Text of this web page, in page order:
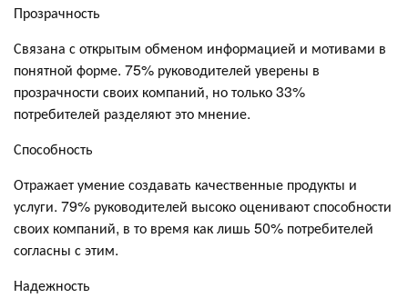
Прозрачность
Связана с открытым обменом информацией и мотивами в
понятной форме. 75% руководителей уверены в
прозрачности своих компаний, но только 33%
потребителей разделяют это мнение.
Способность
Отражает умение создавать качественные продукты и
услуги. 79% руководителей высоко оценивают способности
своих компаний, в то время как лишь 50% потребителей
согласны с этим.
Надежность